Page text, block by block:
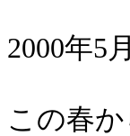
2000年
この春